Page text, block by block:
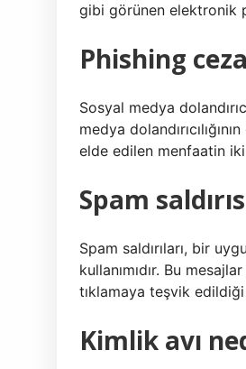
gibi görünen elektronik
Phishing
Sosyal medya
medya
elde edilen menfaatin
Spam
Spam saldırıları, bir
kullanımıdır. Bu
tıklamaya teşvik
Kimlik avı